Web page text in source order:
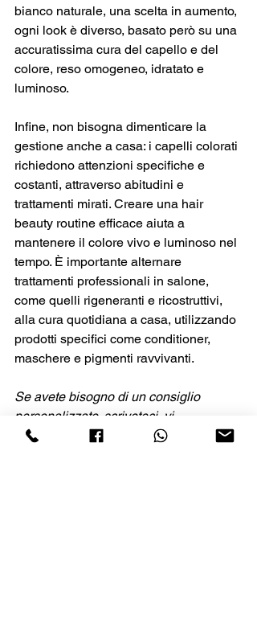
bianco naturale, una scelta in aumento,
ogni look è diverso, basato però su una
accuratissima cura del capello e del
colore, reso omogeneo, idratato e
luminoso.
Infine, non bisogna dimenticare la
gestione anche a casa: i capelli colorati
richiedono attenzioni specifiche e
costanti, attraverso abitudini e
trattamenti mirati. Creare una hair
beauty routine efficace aiuta a
mantenere il colore vivo e luminoso nel
tempo. È importante alternare
trattamenti professionali in salone,
come quelli rigeneranti e ricostruttivi,
alla cura quotidiana a casa, utilizzando
prodotti specifici come conditioner,
maschere e pigmenti ravvivanti.
Se avete bisogno di un consiglio
personalizzato, scriveteci, vi
risponderemo e vi aspettiamo in salone!